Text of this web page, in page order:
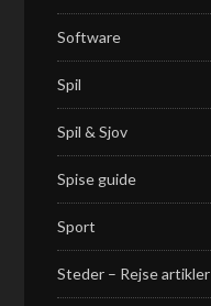
Software
Spil
Spil & Sjov
Spise guide
Sport
Steder – Rejse artikler